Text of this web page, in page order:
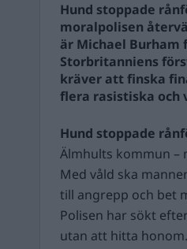
Hund stoppade
moralpolisen
är Michael
Storbritanniens
kräver att finska
flera rasistiska och
Hund stoppade
Älmhults kommun –
Med våld ska
till angrepp och bet
Polisen har sökt
utan att hitta honom.